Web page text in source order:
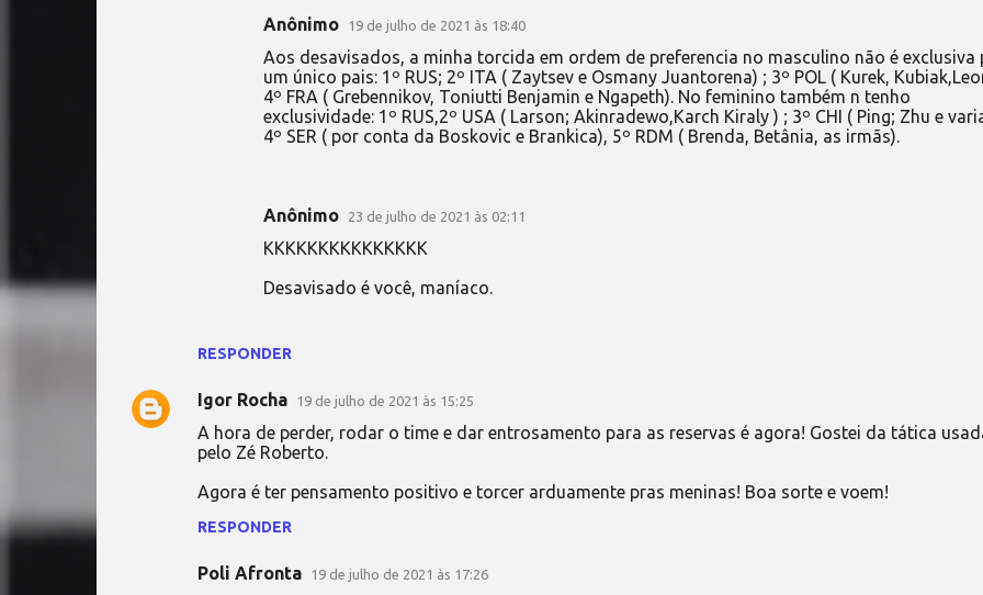
RESPONDER
Anônimo 19 de julho de 2021 às 18:40
Aos desavisados, a minha torcida em ordem de preferencia no masculino não é exclusiva
um único pais: 1º RUS; 2º ITA ( Zaytsev e Osmany Juantorena) ; 3º POL ( Kurek,
4º FRA ( Grebennikov, Toniutti Benjamin e Ngapeth). No feminino também n tenho
exclusividade: 1º RUS,2º USA ( Larson; Akinradewo,Karch Kiraly ) ; 3º CHI ( Ping; Zhu e
4º SER ( por conta da Boskovic e Brankica), 5º RDM ( Brenda, Betânia, as irmãs).
Anônimo 23 de julho de 2021 às 02:11
KKKKKKKKKKKKKKK
Desavisado é você, maníaco.
Igor Rocha 19 de julho de 2021 às 15:25
A hora de perder, rodar o time e dar entrosamento para as reservas é agora! Gostei da tática
pelo Zé Roberto.
Agora é ter pensamento positivo e torcer arduamente pras meninas! Boa sorte e voem!
RESPONDER
Poli Afronta 19 de julho de 2021 às 17:26